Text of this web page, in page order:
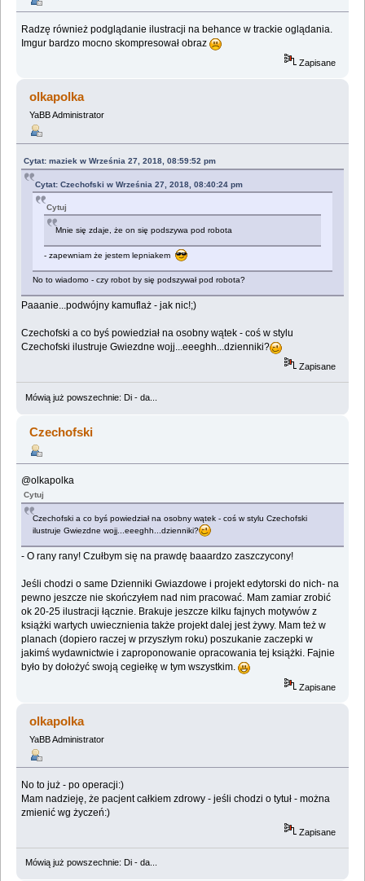
Radzę również podglądanie ilustracji na behance w trackie oglądania.
Imgur bardzo mocno skompresował obraz
Zapisane
olkapolka
YaBB Administrator
Cytat: maziek w Września 27, 2018, 08:59:52 pm
Cytat: Czechofski w Września 27, 2018, 08:40:24 pm
Cytuj
Mnie się zdaje, że on się podszywa pod robota
- zapewniam że jestem lepniakem
No to wiadomo - czy robot by się podszywał pod robota?
Paaanie...podwójny kamuflaż - jak nic!;)
Czechofski a co byś powiedział na osobny wątek - coś w stylu
Czechofski ilustruje Gwiezdne wojj...eeeghh...dzienniki?
Zapisane
Mówią już powszechnie: Di - da...
Czechofski
@olkapolka
Cytuj
Czechofski a co byś powiedział na osobny wątek - coś w stylu Czechofski
ilustruje Gwiezdne wojj...eeeghh...dzienniki?
- O rany rany! Czułbym się na prawdę baaardzo zaszczycony!
Jeśli chodzi o same Dzienniki Gwiazdowe i projekt edytorski do nich- na
pewno jeszcze nie skończyłem nad nim pracować. Mam zamiar zrobić
ok 20-25 ilustracji łącznie. Brakuje jeszcze kilku fajnych motywów z
książki wartych uwiecznienia także projekt dalej jest żywy. Mam też w
planach (dopiero raczej w przyszłym roku) poszukanie zaczepki w
jakimś wydawnictwie i zaproponowanie opracowania tej książki. Fajnie
było by dołożyć swoją cegiełkę w tym wszystkim.
Zapisane
olkapolka
YaBB Administrator
No to już - po operacji:)
Mam nadzieję, że pacjent całkiem zdrowy - jeśli chodzi o tytuł - można
zmienić wg życzeń:)
Zapisane
Mówią już powszechnie: Di - da...